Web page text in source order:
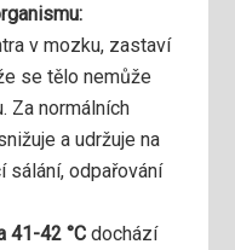
v mozku, zastaví
se tělo nemůže
Za normálních
a udržuje na
sálání, odpařování
41-42 °C dochází